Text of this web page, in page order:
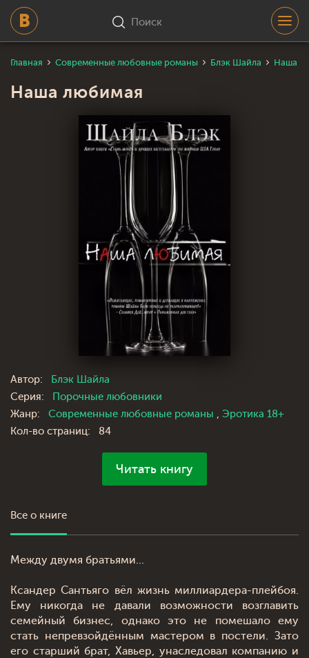
Поиск
Главная Современные любовные романы Блэк Шайла Наша
Наша любимая
Автор:
Блэк Шайла
Серия:
Порочные любовники
Жанр:
Современные любовные романы , Эротика 18+
Кол-во страниц:
84
Читать книгу
Все о книге
Между двумя братьями...
Ксандер Сантьяго вёл жизнь миллиардера-плейбоя.
Ему никогда не давали возможности возглавить
семейный бизнес, однако это не помешало ему
стать непревзойдённым мастером в постели. Зато
его старший брат, Хавьер, унаследовал компанию и